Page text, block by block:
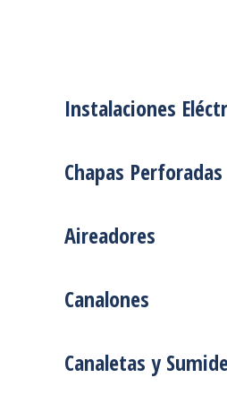
Instalaciones
Chapas Perforadas
Aireadores
Canalones
Canaletas y